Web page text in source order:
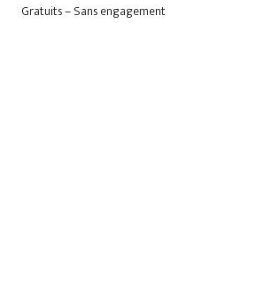
Gratuits – Sans engagement